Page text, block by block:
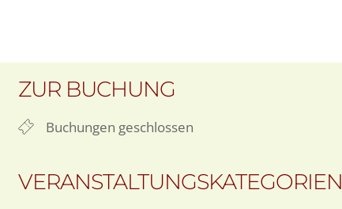
ZUR BUCHUNG
Buchungen geschlossen
VERANSTALTUNGSKATEGORIEN